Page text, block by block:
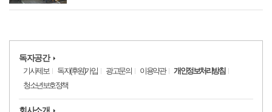
독자공간
기사제보 독자(후원)가입 광고문의 이용약관
개인정보처리방침
청소년보호정책